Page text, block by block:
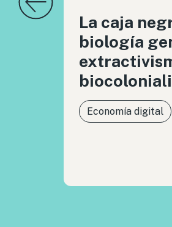
La caja
biología
Economía digital